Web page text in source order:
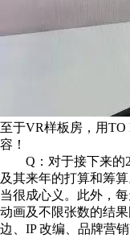
至于VR样板房，用
容！
Q：对于接下来的
及其来年的打算和筹
当很成心义。此外，
动画及不限张数的结
边、IP 改编、品牌营